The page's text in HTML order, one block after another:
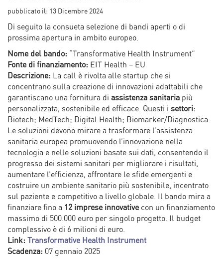
pubblicato il: 13 Dicembre 2024
Di seguito la consueta selezione di bandi aperti o di
prossima apertura in ambito europeo.
Nome del bando: “Transformative Health Instrument”
Fonte di finanziamento: EIT Health – EU
Descrizione: La call è rivolta alle startup che si
concentrano sulla creazione di innovazioni adattabili che
garantiscano una fornitura di assistenza sanitaria più
personalizzata, sostenibile ed efficace. Questi i settori:
Biotech; MedTech; Digital Health; Biomarker/Diagnostica.
Le soluzioni devono mirare a trasformare l’assistenza
sanitaria europea promuovendo l’innovazione nella
tecnologia e nelle soluzioni basate sui dati, consentendo il
progresso dei sistemi sanitari per migliorare i risultati,
aumentare l’efficienza, affrontare le sfide emergenti e
costruire un ambiente sanitario più sostenibile, incentrato
sul paziente e competitivo a livello globale. Il bando mira a
finanziare fino a 12 imprese innovativecon un finanziamento
massimo di 500.000 euro per singolo progetto. Il budget
complessivo è di 6 milioni di euro.
Link: Transformative Health Instrument
Scadenza: 07 gennaio 2025